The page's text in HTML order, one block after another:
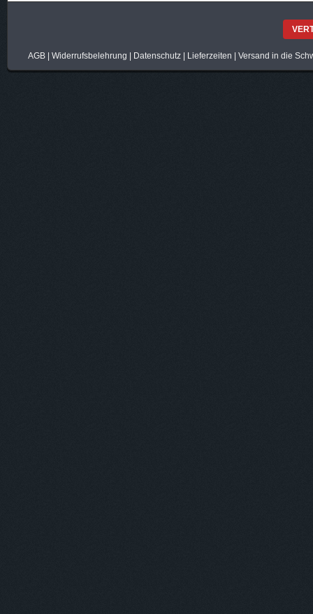
AGB| Widerrufsbelehrung Datenschutz| Lieferzeiten Versand in die